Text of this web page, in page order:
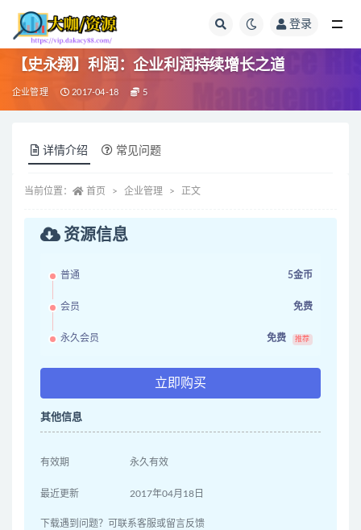
登录
【史永翔】利润：企业利润持续增长之道
企业管理 2017-04-18 5
详情介绍 常见问题
当前位置： 首页 企业管理 正文
资源信息
普通 5金币
会员 免费
永久会员 免费 推荐
立即购买
其他信息
有效期 永久有效
最近更新 2017年04月18日
下载遇到问题？可联系客服或留言反馈
全部